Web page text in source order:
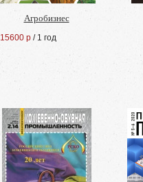
Агробизнес
15600 р / 1 год